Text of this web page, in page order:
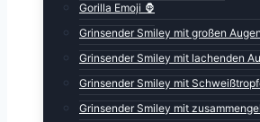
Gorilla Emoji 🦍
Grinsender Smiley mit großen
Grinsender Smiley mit lachenden
Grinsender Smiley mit
Grinsender Smiley mit